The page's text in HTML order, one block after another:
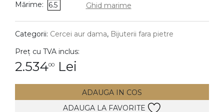
DIAMANTE Vezi toate
Cercei
Mărime: 6.5 Ghid marime
Categorii: Cercei aur dama, Bijuterii fara pietre
Preț cu TVA inclus:
2.53400 Lei
ADAUGA IN COS
ADAUGA LA FAVORITE